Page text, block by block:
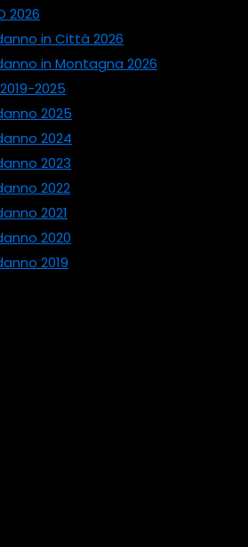
2026
in Città 2026
in Montagna 2026
2025
2025
2024
2023
2022
2021
2020
2019